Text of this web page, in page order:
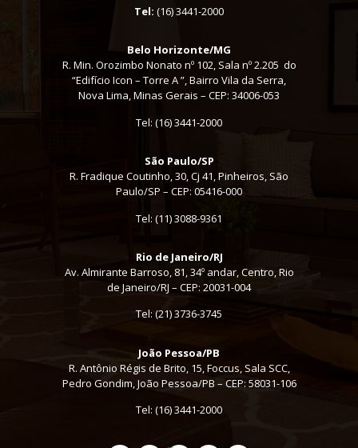
Tel: (16) 3441-2000
Belo Horizonte/MG
R. Min. Orozimbo Nonato nº 102, Sala nº 2.205 do
“Edifício Icon – Torre A ”, Bairro Vila da Serra,
Nova Lima, Minas Gerais – CEP: 34006-053
Tel: (16) 3441-2000
São Paulo/SP
R. Fradique Coutinho, 30, Cj 41, Pinheiros, São
Paulo/SP – CEP: 05416-000
Tel: (11) 3088-9361
Rio de Janeiro/RJ
Av. Almirante Barroso, 81, 34º andar, Centro, Rio
de Janeiro/RJ – CEP: 20031-004
Tel: (21) 3736-3745
João Pessoa/PB
R. Antônio Régis de Brito, 15, Foccus, Sala SCC,
Pedro Gondim, João Pessoa/PB – CEP: 58031-106
Tel: (16) 3441-2000